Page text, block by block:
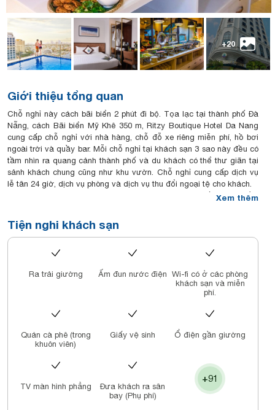
+20
Giới thiệu tổng quan
Chỗ nghỉ này cách bãi biển 2 phút đi bộ. Tọa lạc tại thành phố Đà
Nẵng, cách Bãi biển Mỹ Khê 350 m, Ritzy Boutique Hotel Da Nang
cung cấp chỗ nghỉ với nhà hàng, chỗ đỗ xe riêng miễn phí, hồ bơi
ngoài trời và quầy bar. Mỗi chỗ nghỉ tại khách sạn 3 sao này đều có
tầm nhìn ra quang cảnh thành phố và du khách có thể thư giãn tại
sảnh khách chung cũng như khu vườn. Chỗ nghỉ cung cấp dịch vụ
lễ tân 24 giờ, dịch vụ phòng và dịch vụ thu đổi ngoại tệ cho khách.
Phòng nghỉ tại Ritzy Boutique Hotel Da Nang được bố trí máy điều
an toàn, ấm đun nước và phòng tắm riêng đi kèm vòi xịt/chậu rửa
vệ sinh, áo choàng tắm cùng dép. Một số phòng có ban công. Các
phòng được trang bị ga trải giường và khăn tắm.
Ritzy Boutique Hotel Da Nang phục vụ bữa sáng buffet hoặc bữa
Khách sạn có sân hiên tắm nắng. Khách nghỉ tại Ritzy Boutique
Hotel Da Nang có thể tham gia các hoạt động trong và xung quanh
Ritzy Boutique Hotel Da Nang cũng có dịch vụ văn phòng và du
máy ATM trong khuôn viên.
Xem thêm
Tiện nghi khách sạn
Ra trải giường Ấm đun nước điện
Wi-fi có ở các phòng
khách sạn và miễn
phí.
Quán cà phê (trong
khuôn viên)
Giấy vệ sinh Ổ điện gần giường
TV màn hình phẳng
Đưa khách ra sân
bay (Phụ phí)
+91